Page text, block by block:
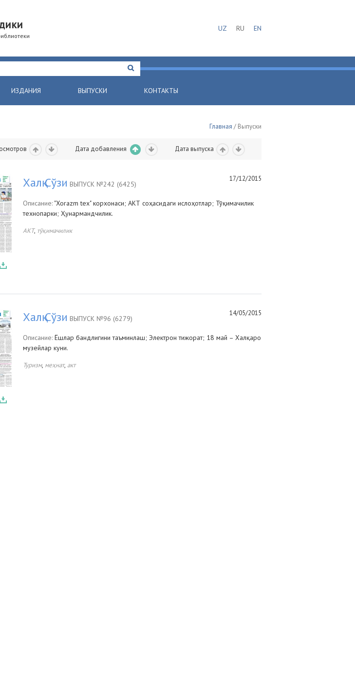
UZ RU EN
ИЗДАНИЯ ВЫПУСКИ КОНТАКТЫ
Главная / Выпуски
Дата добавления Дата выпуска
17/12/2015
Халқ Сўзи ВЫПУСК №242 (6425)
Описание: "Xorazm tex" корхонаси; АКТ соҳасидаги ислоҳотлар; Тўқимачилик
технопарки; Ҳунармандчилик.
АКТ, тўқимачилик
14/05/2015
Халқ Сўзи ВЫПУСК №96 (6279)
Описание: Ёшлар бандлигини таъминлаш; Электрон тижорат; 18 май – Халқаро
музейлар куни.
Туризм, меҳнат, акт